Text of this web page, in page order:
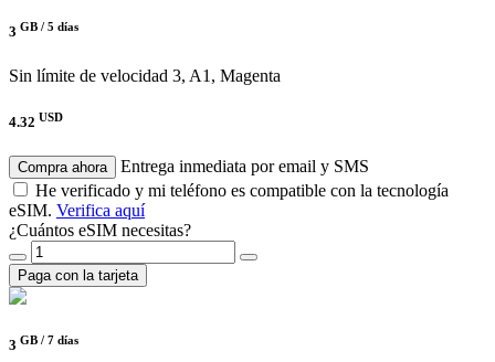
3 GB / 5 días
Sin límite de velocidad 3, A1, Magenta
4.32 USD
Compra ahora
Entrega inmediata por email y SMS
He verificado y mi teléfono es compatible con la tecnología
eSIM. Verifica aquí
¿Cuántos eSIM necesitas?
Paga con la tarjeta
3 GB / 7 días